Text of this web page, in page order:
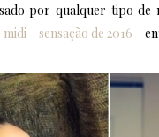
por qualquer tipo de
– sensação de 2016 –